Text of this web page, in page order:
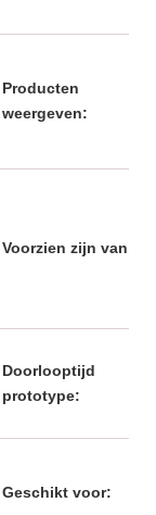
Producten
weergeven:
Voorzien zijn van:
Doorlooptijd
prototype:
Geschikt voor: